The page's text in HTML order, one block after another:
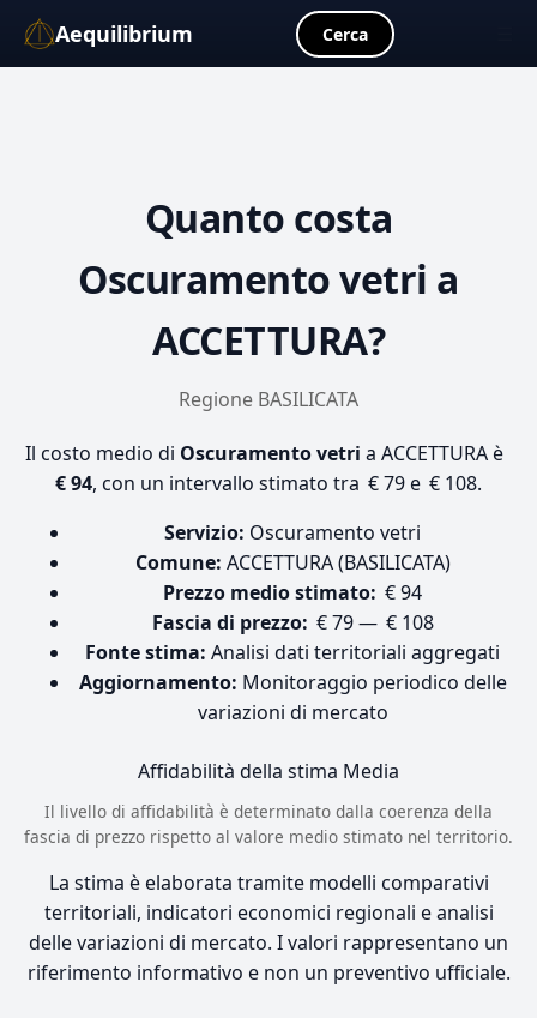
Aequilibrium Cerca
Quanto costa
Oscuramento vetri a
ACCETTURA?
Regione BASILICATA
Il costo medio di Oscuramento vetri a ACCETTURA è
€ 94, con un intervallo stimato tra € 79 e € 108.
Servizio: Oscuramento vetri
Comune: ACCETTURA (BASILICATA)
Prezzo medio stimato: € 94
Fascia di prezzo: € 79 — € 108
Fonte stima: Analisi dati territoriali aggregati
Aggiornamento: Monitoraggio periodico delle
variazioni di mercato
Affidabilità della stima Media
Il livello di affidabilità è determinato dalla coerenza della
fascia di prezzo rispetto al valore medio stimato nel territorio.
La stima è elaborata tramite modelli comparativi
territoriali, indicatori economici regionali e analisi
delle variazioni di mercato. I valori rappresentano un
riferimento informativo e non un preventivo ufficiale.